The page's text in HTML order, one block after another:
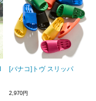
[バナコ]トヴ スリッパ
2,970円